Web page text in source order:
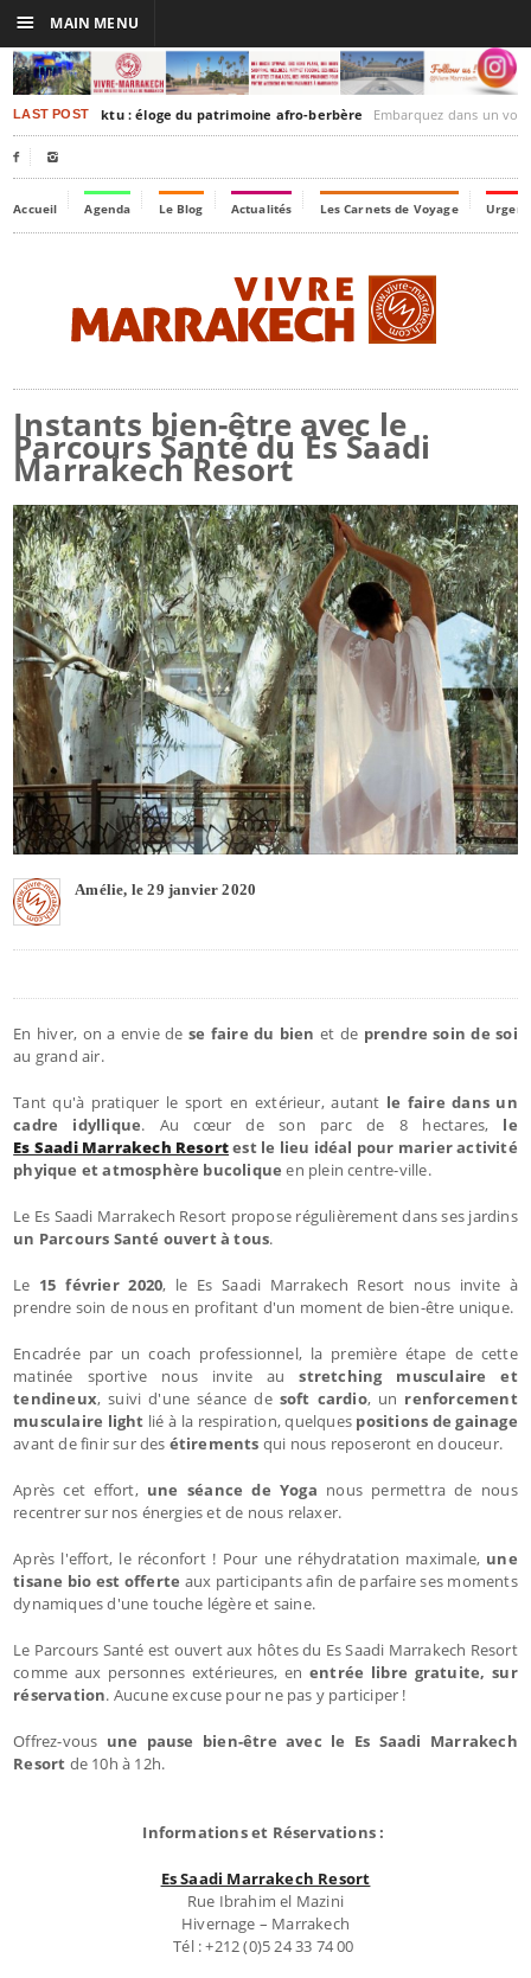
LAST POSTTimbuktu : éloge du patrimoine afro-berbère Embarquez dans un voyage culturel dans le
 
Accueil Agenda Le Blog Actualités Les Carnets de Voyage
Instants bien-être avec le
Parcours Santé du Es Saadi
Marrakech Resort
Amélie, le 29 janvier 2020
En hiver, on a envie de se faire du bien et de prendre soin de soi
au grand air.
Tant qu'à pratiquer le sport en extérieur, autant le faire dans un
cadre idyllique. Au cœur de son parc de 8 hectares, le
Es Saadi Marrakech Resortest le lieu idéal pour marier activité
phyique et atmosphère bucoliqueen plein centre-ville.
Le Es Saadi Marrakech Resort propose régulièrement dans ses jardins
un Parcours Santé ouvert à tous.
Le 15 février 2020, le Es Saadi Marrakech Resort nous invite à
prendre soin de nous en profitant d'un moment de bien-être unique.
Encadrée par un coach professionnel, la première étape de cette
matinée sportive nous invite austretching musculaire et
tendineux, suivi d'une séance de soft cardio, un renforcement
musculaire light lié à la respiration, quelques positions de gainage
avant de finir sur des étirements qui nous reposeront en douceur.
Après cet effort, une séance de Yoga nous permettra de nous
recentrer sur nos énergies et de nous relaxer.
Après l'effort, le réconfort ! Pour une réhydratation maximale, une
tisane bio est offerte aux participants afin de parfaire ses moments
dynamiques d'une touche légère et saine.
Le Parcours Santé est ouvert aux hôtes du Es Saadi Marrakech Resort
comme aux personnes extérieures, enentrée libre gratuite, sur
réservation. Aucune excuse pour ne pas y participer !
Offrez-vous une pause bien-être avec le Es Saadi Marrakech
Resort de 10h à 12h.
Informations et Réservations :
Es Saadi Marrakech Resort
Rue Ibrahim el Mazini
Hivernage – Marrakech
Tél : +212 (0)5 24 33 74 00
☰ MAIN MENU